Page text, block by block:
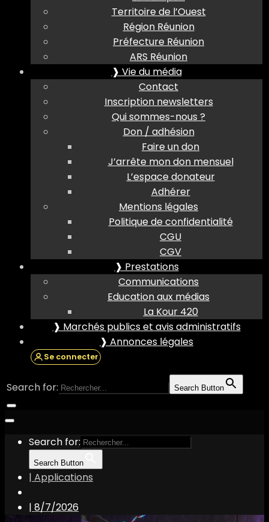
Territoire de l’Ouest
Région Réunion
Préfecture Réunion
ARS Réunion
❱ Vie du média
Contact
Inscription newsletters
Qui sommes-nous ?
Don / adhésion
Faire un don
J’arrête mon don mensuel
L’espace donateur
Adhérer
Mentions légales
Politique de confidentialité
CGU
CGV
❱ Prestations
Communications
Education aux médias
La Kour 420
❱ Marchés publics et avis administratifs
❱ Annonces légales
Se connecter
Search for: Search Button
Search for:
Search Button
| Applications
| 8/7/2026